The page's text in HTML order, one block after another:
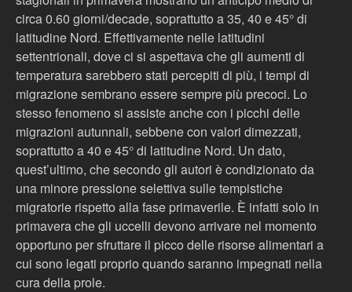
circa 0.60 giorni/decade, soprattutto a 35, 40 e 45° di
latitudine Nord. Effettivamente nelle latitudini
settentrionali, dove ci si aspettava che gli aumenti di
temperatura sarebbero stati percepiti di più, i tempi di
migrazione sembrano essere sempre più precoci. Lo
stesso fenomeno si assiste anche con i picchi delle
migrazioni autunnali, sebbene con valori dimezzati,
soprattutto a 40 e 45° di latitudine Nord. Un dato,
quest’ultimo, che secondo gli autori è condizionato da
una minore pressione selettiva sulle tempistiche
migratorie rispetto alla fase primaverile. È infatti solo in
primavera che gli uccelli devono arrivare nel momento
opportuno per sfruttare il picco delle risorse alimentari a
cui sono legati proprio quando saranno impegnati nella
cura della prole.